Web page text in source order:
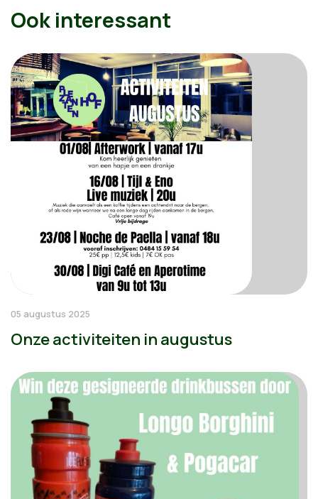
Ook interessant
05 augustus 2025
Onze activiteiten in augustus